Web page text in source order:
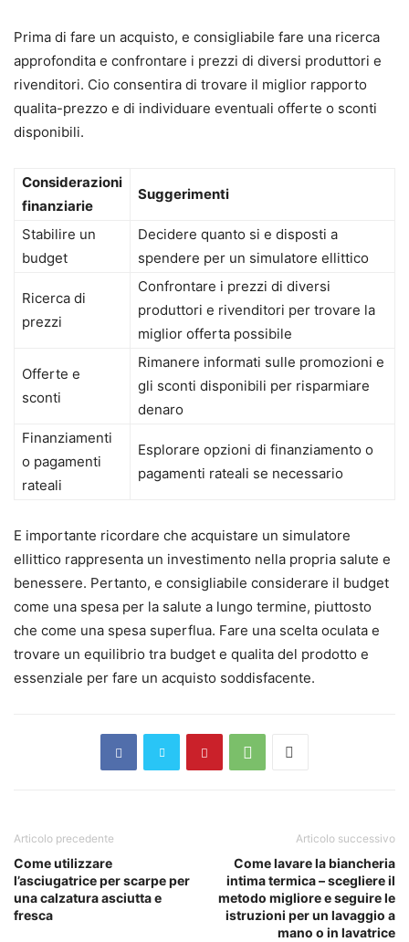
Prima di fare un acquisto, e consigliabile fare una ricerca
approfondita e confrontare i prezzi di diversi produttori e
rivenditori. Cio consentira di trovare il miglior rapporto
qualita-prezzo e di individuare eventuali offerte o sconti
disponibili.
Considerazioni
finanziarie
Suggerimenti
Stabilire un
budget
Decidere quanto si e disposti a
spendere per un simulatore ellittico
Ricerca di
prezzi
Confrontare i prezzi di diversi
produttori e rivenditori per trovare la
miglior offerta possibile
Offerte e
sconti
Rimanere informati sulle promozioni e
gli sconti disponibili per risparmiare
denaro
Finanziamenti
o pagamenti
rateali
Esplorare opzioni di finanziamento o
pagamenti rateali se necessario
E importante ricordare che acquistare un simulatore
ellittico rappresenta un investimento nella propria salute e
benessere. Pertanto, e consigliabile considerare il budget
come una spesa per la salute a lungo termine, piuttosto
che come una spesa superflua. Fare una scelta oculata e
trovare un equilibrio tra budget e qualita del prodotto e
essenziale per fare un acquisto soddisfacente.
Articolo precedente
Come utilizzare
l’asciugatrice per scarpe per
una calzatura asciutta e
fresca
Articolo successivo
Come lavare la biancheria
intima termica – scegliere il
metodo migliore e seguire le
istruzioni per un lavaggio a
mano o in lavatrice